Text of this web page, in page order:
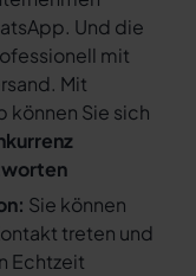
Und die
mit
Mit
können Sie sich
Sie können
treten und
Echtzeit